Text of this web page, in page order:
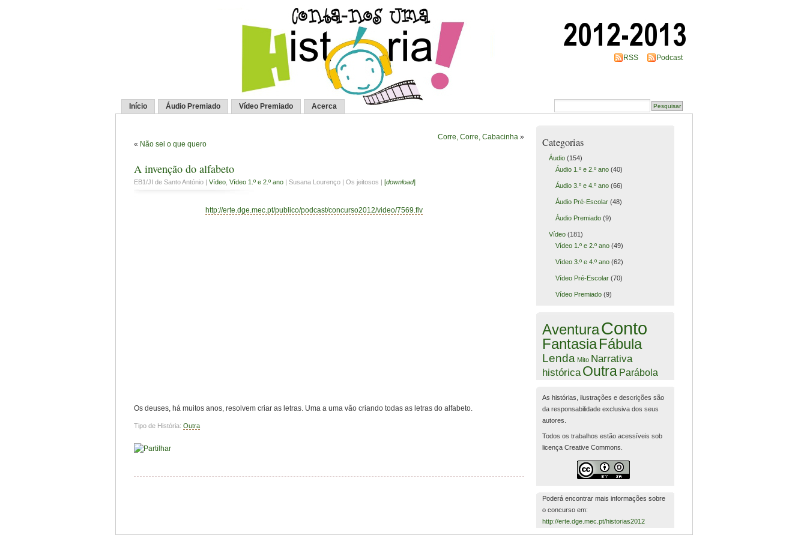
RSS Podcast
Início Áudio Premiado Vídeo Premiado Acerca
« Não sei o que quero
Corre, Corre, Cabacinha »
A invenção do alfabeto
EB1/JI de Santo António | Vídeo Vídeo 1.º e 2.º ano | Susana Lourenço | Os jeitosos | [download]
http://erte.dge.mec.pt/publico/podcast/concurso2012/video/7569.flv
Os deuses, há muitos anos, resolvem criar as letras. Uma a uma vão criando todas as letras do alfabeto.
Tipo de História: Outra
Categorias
Áudio(154)
Áudio 1.º e 2.º ano(40)
Áudio 3.º e 4.º ano(66)
Áudio Pré-Escolar(48)
Áudio Premiado(9)
Vídeo(181)
Vídeo 1.º e 2.º ano(49)
Vídeo 3.º e 4.º ano(62)
Vídeo Pré-Escolar(70)
Vídeo Premiado(9)
AventuraConto
FantasiaFábula
Lenda Mito Narrativa
histórica Outra Parábola
As histórias, ilustrações e descrições são
da responsabilidade exclusiva dos seus
autores.
Todos os trabalhos estão acessíveis sob
licença Creative Commons.
Poderá encontrar mais informações sobre
o concurso em:
http://erte.dge.mec.pt/historias2012